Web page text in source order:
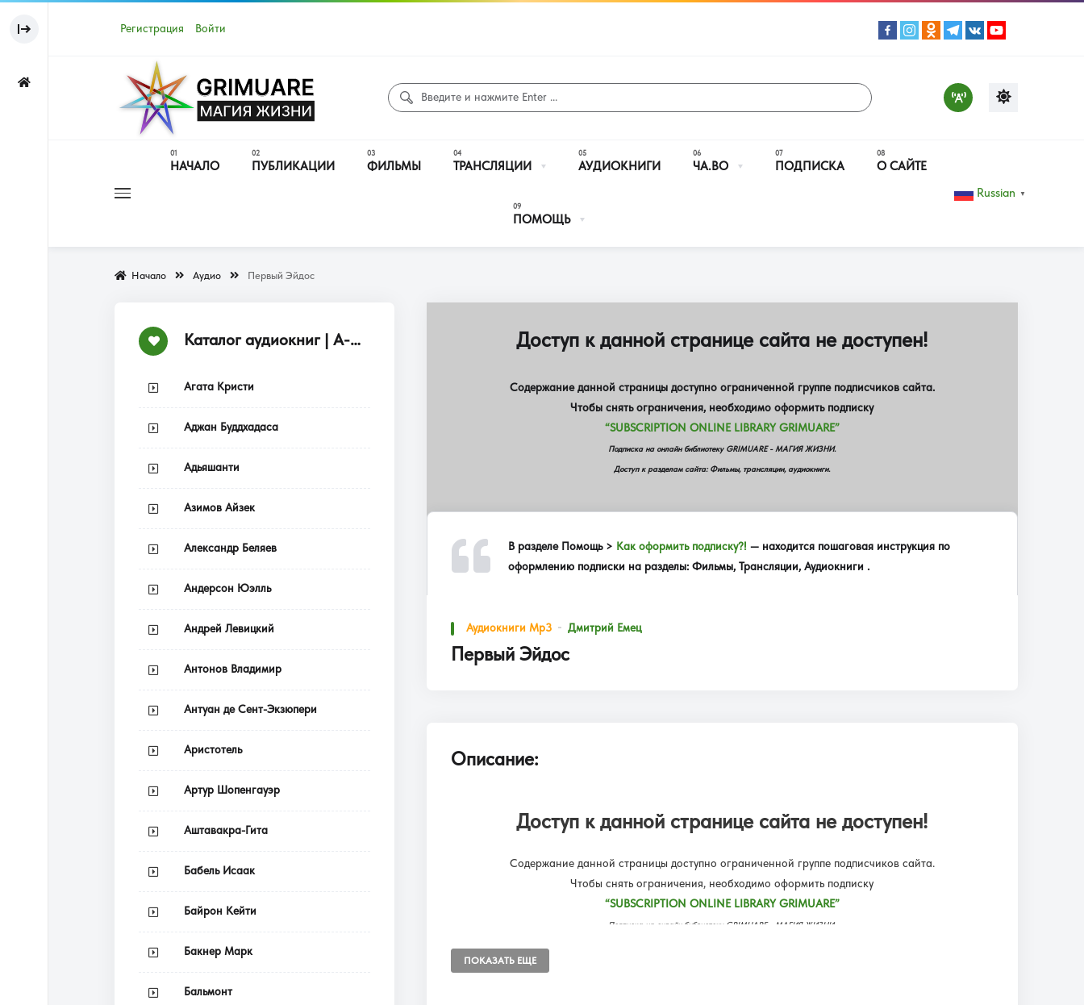
Регистрация Войти
НАЧАЛО ПУБЛИКАЦИИ ФИЛЬМЫ ТРАНСЛЯЦИИ АУДИОКНИГИ ЧА.ВО ПОДПИСКА О САЙТЕ
ПОМОЩЬ
Russian ▼
Начало Аудио Первый Эйдос
Доступ к данной странице сайта не доступен!
Содержание данной страницы доступно ограниченной группе подписчиков сайта.
Чтобы снять ограничения, необходимо оформить подписку
“SUBSCRIPTION ONLINE LIBRARY GRIMUARE”
Подписка на онлайн библиотеку GRIMUARE - МАГИЯ ЖИЗНИ.
Доступ к разделам сайта: Фильмы, трансляции, аудиокниги.
В разделе Помощь > Как оформить подписку?! — находится пошаговая инструкция по
оформлению подписки на разделы: Фильмы, Трансляции, Аудиокниги .
Аудиокниги Mp3 Дмитрий Емец
Первый Эйдос
Описание:
Доступ к данной странице сайта не доступен!
Содержание данной страницы доступно ограниченной группе подписчиков сайта.
Чтобы снять ограничения, необходимо оформить подписку
“SUBSCRIPTION ONLINE LIBRARY GRIMUARE”
Подписка на онлайн библиотеку GRIMUARE - МАГИЯ ЖИЗНИ.
ПОКАЗАТЬ ЕЩЕ
Каталог аудиокниг | А-Я
Агата Кристи
Аджан Буддхадаса
Адьяшанти
Азимов Айзек
Александр Беляев
Андерсон Юэлль
Андрей Левицкий
Антонов Владимир
Антуан де Сент-Экзюпери
Аристотель
Артур Шопенгауэр
Аштавакра-Гита
Бабель Исаак
Байрон Кейти
Бакнер Марк
Бальмонт